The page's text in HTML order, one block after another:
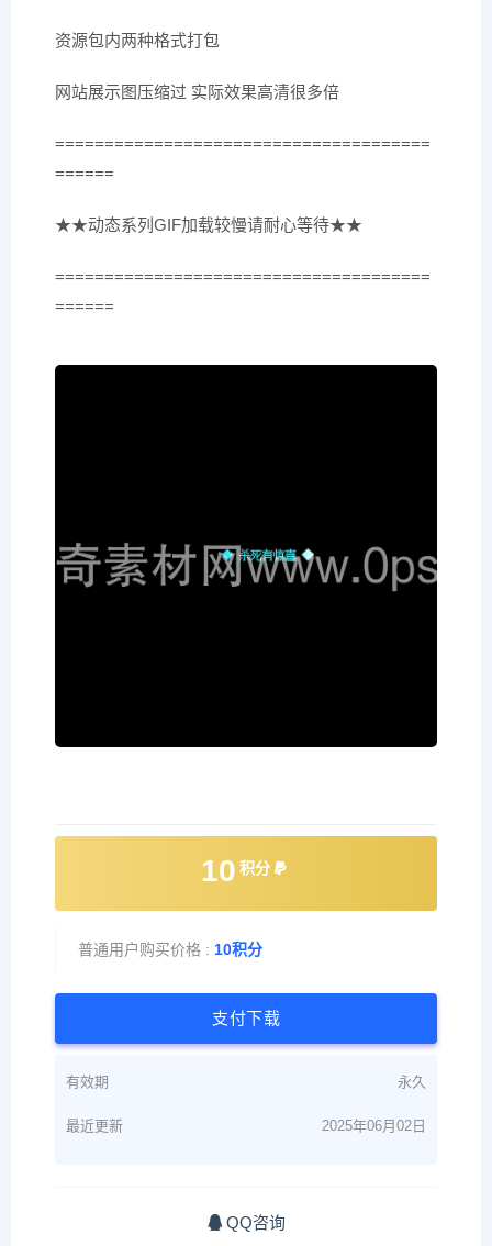
资源包内两种格式打包
网站展示图压缩过 实际效果高清很多倍
======================================
======
★★动态系列GIF加载较慢请耐心等待★★
======================================
======
10 积分
普通用户购买价格 : 10积分
支付下载
有效期 永久
最近更新 2025年06月02日
QQ咨询